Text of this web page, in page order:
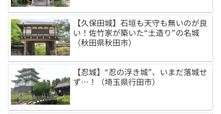
【久保田城】石垣も天守も無いのが良
い！佐竹家が築いた“土造り”の名城
（秋田県秋田市）
【忍城】“忍の浮き城”、いまだ落城せ
ず…！（埼玉県行田市）